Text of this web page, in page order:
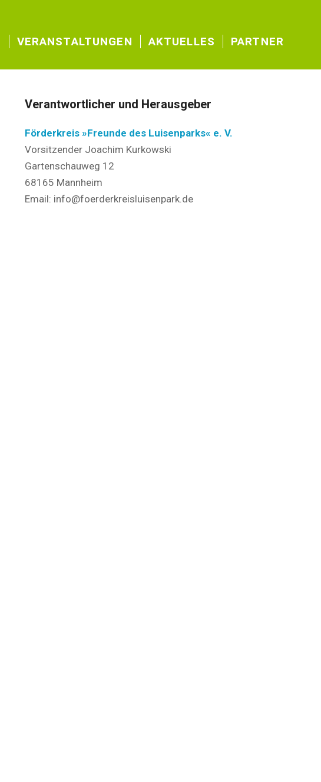
VERANSTALTUNGEN AKTUELLES PARTNER
Verantwortlicher und Herausgeber
Förderkreis »Freunde des Luisenparks« e. V.
Vorsitzender Joachim Kurkowski
Gartenschauweg 12
68165 Mannheim
Email: info@foerderkreisluisenpark.de